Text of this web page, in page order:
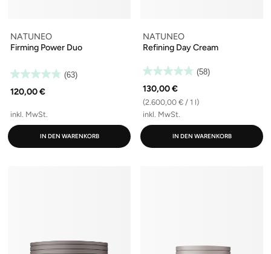
NATUNEO
Firming Power Duo
(63)
120,00 €
inkl. MwSt.
IN DEN WARENKORB
NATUNEO
Refining Day Cream
(58)
130,00 €
(2.600,00 € / 1 l)
inkl. MwSt.
IN DEN WARENKORB